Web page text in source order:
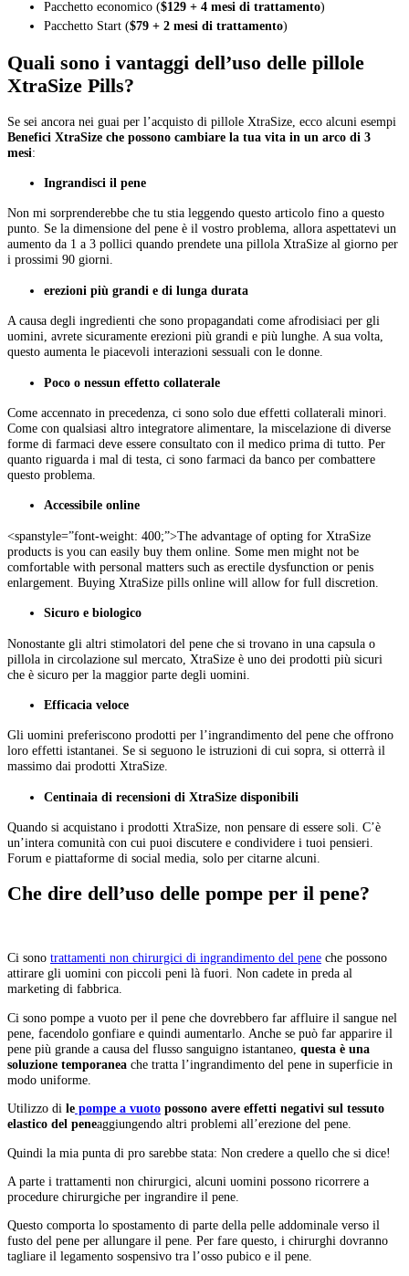
Pacchetto economico ($129 + 4 mesi di trattamento)
Pacchetto Start ($79 + 2 mesi di trattamento)
Quali sono i vantaggi dell’uso delle pillole
XtraSize Pills?
Se sei ancora nei guai per l’acquisto di pillole XtraSize, ecco alcuni esempi
Benefici XtraSize che possono cambiare la tua vita in un arco di 3
mesi:
Ingrandisci il pene
Non mi sorprenderebbe che tu stia leggendo questo articolo fino a questo
punto. Se la dimensione del pene è il vostro problema, allora aspettatevi un
aumento da 1 a 3 pollici quando prendete una pillola XtraSize al giorno per
i prossimi 90 giorni.
erezioni più grandi e di lunga durata
A causa degli ingredienti che sono propagandati come afrodisiaci per gli
uomini, avrete sicuramente erezioni più grandi e più lunghe. A sua volta,
questo aumenta le piacevoli interazioni sessuali con le donne.
Poco o nessun effetto collaterale
Come accennato in precedenza, ci sono solo due effetti collaterali minori.
Come con qualsiasi altro integratore alimentare, la miscelazione di diverse
forme di farmaci deve essere consultato con il medico prima di tutto. Per
quanto riguarda i mal di testa, ci sono farmaci da banco per combattere
questo problema.
Accessibile online
<spanstyle=”font-weight: 400;”>The advantage of opting for XtraSize
products is you can easily buy them online. Some men might not be
comfortable with personal matters such as erectile dysfunction or penis
enlargement. Buying XtraSize pills online will allow for full discretion.
Sicuro e biologico
Nonostante gli altri stimolatori del pene che si trovano in una capsula o
pillola in circolazione sul mercato, XtraSize è uno dei prodotti più sicuri
che è sicuro per la maggior parte degli uomini.
Efficacia veloce
Gli uomini preferiscono prodotti per l’ingrandimento del pene che offrono
loro effetti istantanei. Se si seguono le istruzioni di cui sopra, si otterrà il
massimo dai prodotti XtraSize.
Centinaia di recensioni di XtraSize disponibili
Quando si acquistano i prodotti XtraSize, non pensare di essere soli. C’è
un’intera comunità con cui puoi discutere e condividere i tuoi pensieri.
Forum e piattaforme di social media, solo per citarne alcuni.
Che dire dell’uso delle pompe per il pene?
Ci sono trattamenti non chirurgici di ingrandimento del pene che possono
attirare gli uomini con piccoli peni là fuori. Non cadete in preda al
marketing di fabbrica.
Ci sono pompe a vuoto per il pene che dovrebbero far affluire il sangue nel
pene, facendolo gonfiare e quindi aumentarlo. Anche se può far apparire il
pene più grande a causa del flusso sanguigno istantaneo, questa è una
soluzione temporanea che tratta l’ingrandimento del pene in superficie in
modo uniforme.
Utilizzo di le pompe a vuoto possono avere effetti negativi sul tessuto
elastico del peneaggiungendo altri problemi all’erezione del pene.
Quindi la mia punta di pro sarebbe stata: Non credere a quello che si dice!
A parte i trattamenti non chirurgici, alcuni uomini possono ricorrere a
procedure chirurgiche per ingrandire il pene.
Questo comporta lo spostamento di parte della pelle addominale verso il
fusto del pene per allungare il pene. Per fare questo, i chirurghi dovranno
tagliare il legamento sospensivo tra l’osso pubico e il pene.